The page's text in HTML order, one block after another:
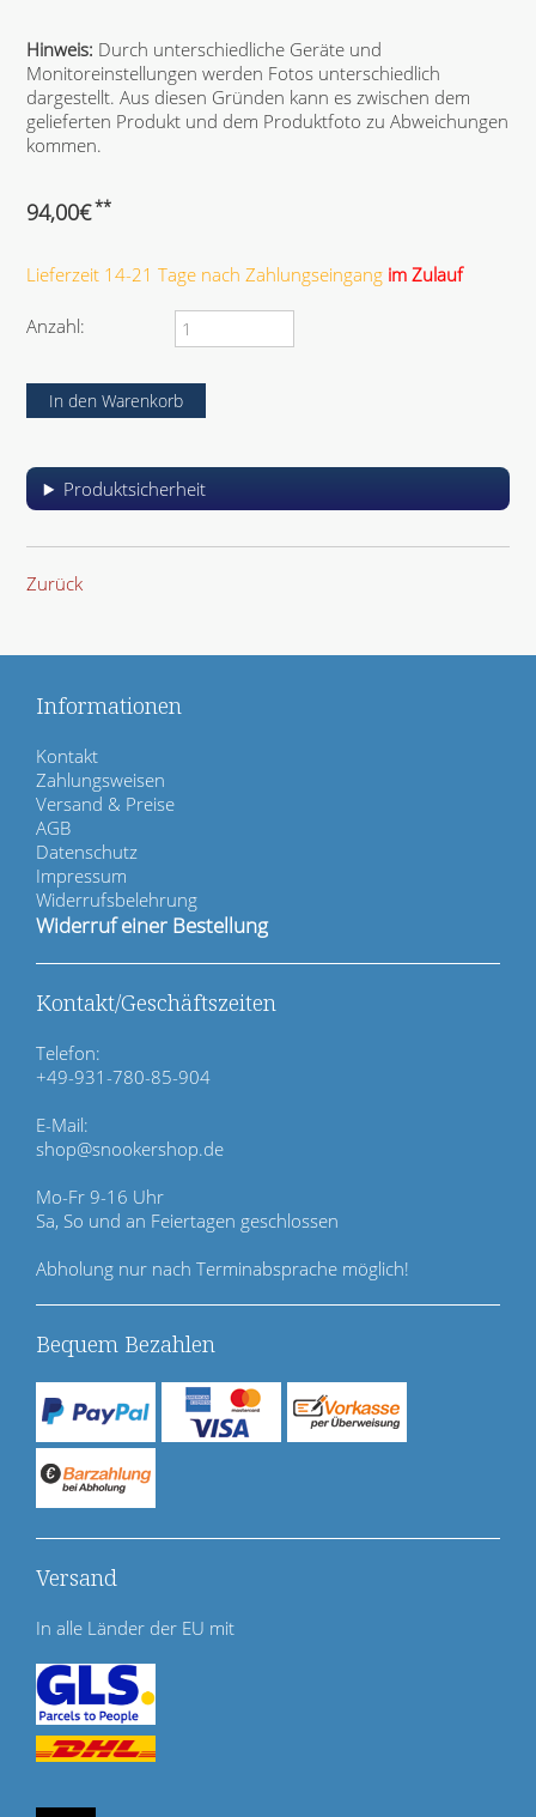
Hinweis: Durch unterschiedliche Geräte und
Monitoreinstellungen werden Fotos unterschiedlich
dargestellt. Aus diesen Gründen kann es zwischen dem
gelieferten Produkt und dem Produktfoto zu Abweichungen
kommen.
94,00€**
Lieferzeit 14-21 Tage nach Zahlungseingang im Zulauf
Anzahl:
Produktsicherheit
Zurück
Informationen
N
a
v
i
g
a
t
i
n
ü
b
e
r
s
p
r
i
n
g
e
n
Kontakt
Zahlungsweisen
Versand & Preise
AGB
Datenschutz
Impressum
Widerrufsbelehrung
Widerruf einer Bestellung
Kontakt/Geschäftszeiten
Telefon:
+49-931-780-85-904
E-Mail:
shop@snookershop.de
Mo-Fr 9-16 Uhr
Sa, So und an Feiertagen geschlossen
Abholung nur nach Terminabsprache möglich!
Bequem Bezahlen
Versand
In alle Länder der EU mit